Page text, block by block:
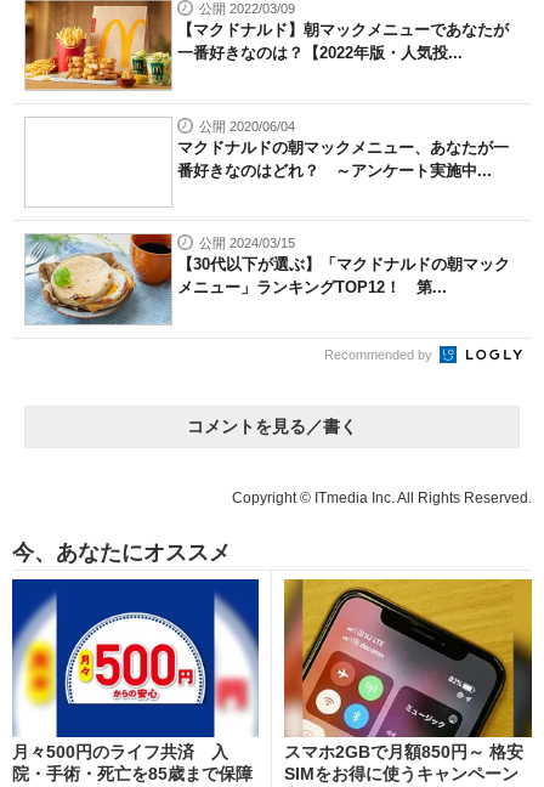
公開 2022/03/09
【マクドナルド】朝マックメニューであなたが
一番好きなのは？【2022年版・人気投...
公開 2020/06/04
マクドナルドの朝マックメニュー、あなたが一
番好きなのはどれ？ ～アンケート実施中...
公開 2024/03/15
【30代以下が選ぶ】「マクドナルドの朝マック
メニュー」ランキングTOP12！ 第...
Recommended by
コメントを見る／書く
Copyright © ITmedia Inc. All Rights Reserved.
今、あなたにオススメ
月々500円のライフ共済 入
院・手術・死亡を85歳まで保障
スマホ2GBで月額850円～ 格安
SIMをお得に使うキャンペーン